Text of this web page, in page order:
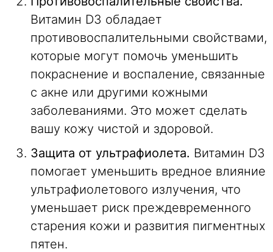
Витамин D3 обладает
противовоспалительными свойствами,
которые могут помочь уменьшить
покраснение и воспаление, связанные
с акне или другими кожными
заболеваниями. Это может сделать
вашу кожу чистой и здоровой.
Защита от ультрафиолета. Витамин D3
помогает уменьшить вредное влияние
ультрафиолетового излучения, что
уменьшает риск преждевременного
старения кожи и развития пигментных
пятен.